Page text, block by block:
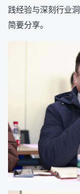
践经验与深刻行业
简要分享。